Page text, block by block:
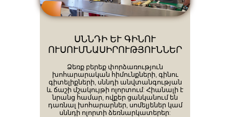
Ձեռք բերեք փորձառություն
խոհարարական հիմունքների, գինու
գիտելիքների, սննդի անվտանգության
և ճաշի մշակույթի ոլորտում: Հիանալի է
նրանց համար, ովքեր ցանկանում են
դառնալ խոհարարներ, սոմելյեներ կամ
սննդի ոլորտի ձեռնարկատերեր:
ՍՆՆԴԻ ԵՒ ԳԻՆՈՒ Ո
ՒՍՈՒՄՆԱՍԻՐՈՒԹՅՈՒՆՆԵՐ